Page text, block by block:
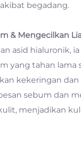
begadang.
& Mengecilkan
asid hialuronik,
yang tahan lama
kekeringan dan
sebum dan
menjadikan